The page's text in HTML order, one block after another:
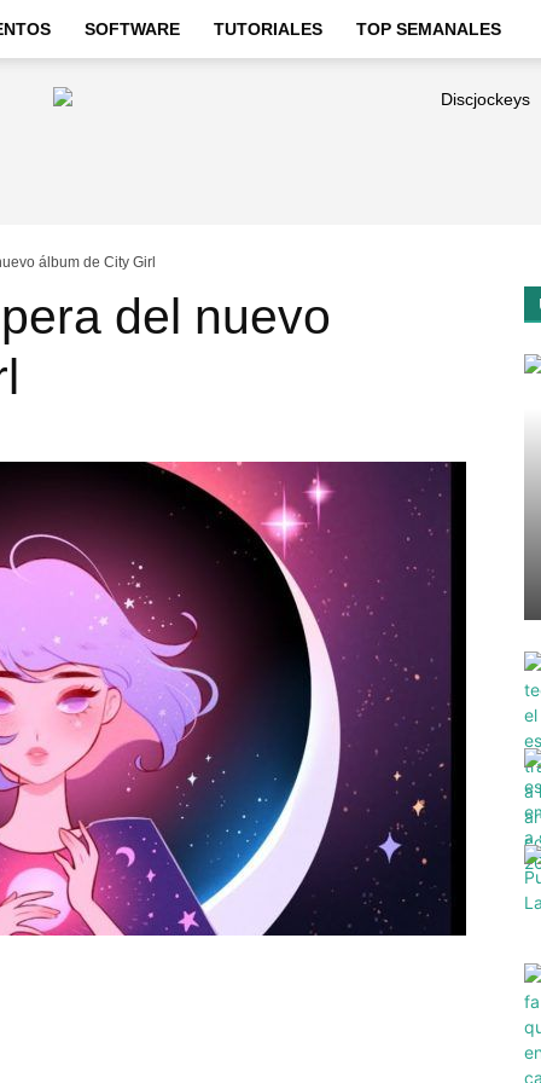
SOFTWARE TUTORIALES TOP SEMANALES
álbum de City Girl
del nuevo